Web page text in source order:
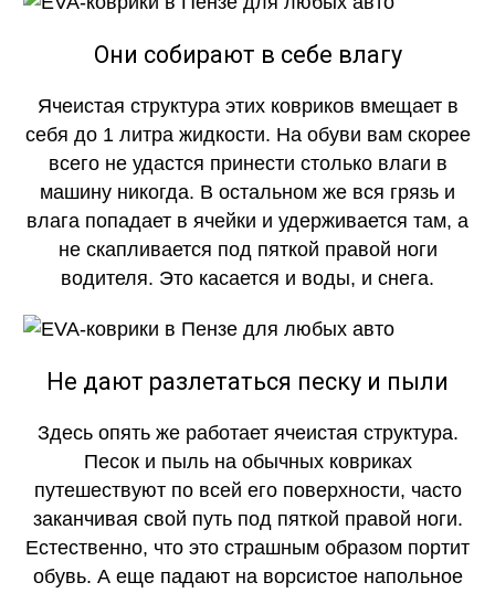
Они собирают в себе влагу
Ячеистая структура этих ковриков вмещает в
себя до 1 литра жидкости. На обуви вам скорее
всего не удастся принести столько влаги в
машину никогда. В остальном же вся грязь и
влага попадает в ячейки и удерживается там, а
не скапливается под пяткой правой ноги
водителя. Это касается и воды, и снега.
Не дают разлетаться песку и пыли
Здесь опять же работает ячеистая структура.
Песок и пыль на обычных ковриках
путешествуют по всей его поверхности, часто
заканчивая свой путь под пяткой правой ноги.
Естественно, что это страшным образом портит
обувь. А еще падают на ворсистое напольное